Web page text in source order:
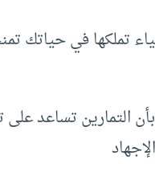
1 أشكر الله على كل ما تملك: اكتب 10